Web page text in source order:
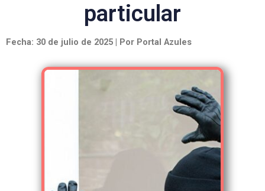
particular
Fecha: 30 de julio de 2025 | Por Portal Azules